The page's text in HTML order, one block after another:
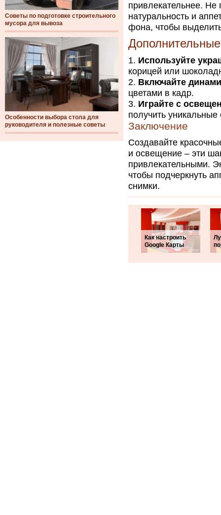
Советы по подготовке строительного
мусора для вывоза
Особенности выбора стола для
руководителя и полезные советы
привлекательнее. Не
натуральность и
фона, чтобы
Используйте
корицей или
Включайте
цветами в кадр.
Играйте с
получить
Заключение
Создавайте
и освещение – эти
привлекательными.
чтобы подчеркнуть
снимки.
Как настроить
Google Карты